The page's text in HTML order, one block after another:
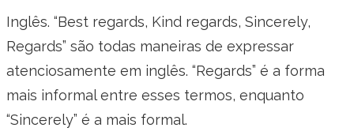
Inglês. “Best regards, Kind regards, Sincerely,
Regards” são todas maneiras de expressar
atenciosamente em inglês. “Regards” é a forma
mais informal entre esses termos, enquanto
“Sincerely” é a mais formal.